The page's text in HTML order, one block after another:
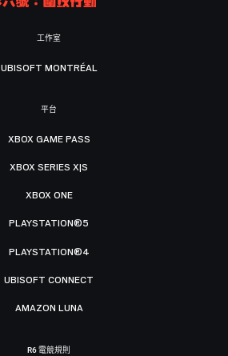
工作室
UBISOFT MONTRÉAL
平台
XBOX GAME PASS
XBOX SERIES X|S
XBOX ONE
PLAYSTATION®5
PLAYSTATION®4
UBISOFT CONNECT
AMAZON LUNA
R6 電競規則